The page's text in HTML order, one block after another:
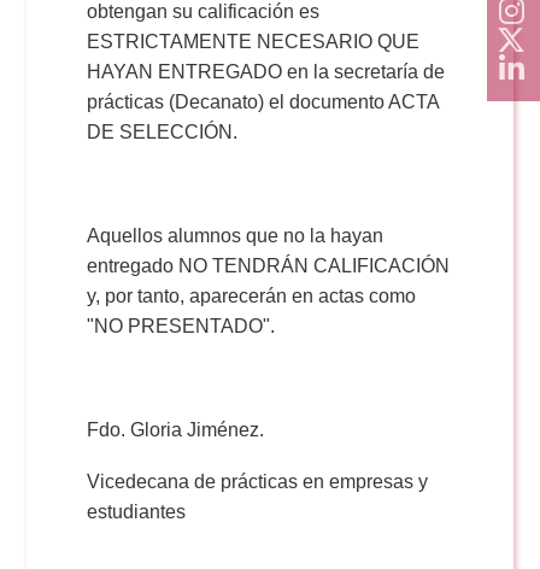
Comunicación Audiovisual
Doble Grado PER/CAV
Comunicación Audiovisual
#miTFG
#YoPractico
obtengan su calificación es
ESTRICTAMENTE NECESARIO QUE
HAYAN ENTREGADO en la secretaría de
prácticas (Decanato) el documento ACTA
DE SELECCIÓN.
Aquellos alumnos que no la hayan
entregado NO TENDRÁN CALIFICACIÓN
y, por tanto, aparecerán en actas como
"NO PRESENTADO".
Fdo. Gloria Jiménez.
Vicedecana de prácticas en empresas y
estudiantes